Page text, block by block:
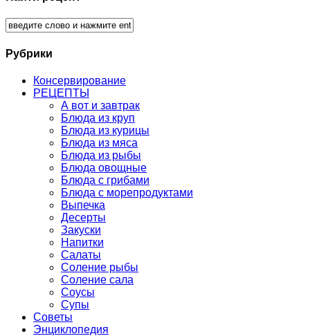
Рубрики
Консервирование
РЕЦЕПТЫ
А вот и завтрак
Блюда из круп
Блюда из курицы
Блюда из мяса
Блюда из рыбы
Блюда овощные
Блюда с грибами
Блюда с морепродуктами
Выпечка
Десерты
Закуски
Напитки
Салаты
Соление рыбы
Соление сала
Соусы
Супы
Советы
Энциклопедия